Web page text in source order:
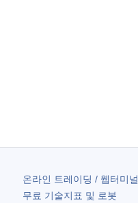
온라인 트레이딩 / 웹터미널
무료 기술지표 및 로봇